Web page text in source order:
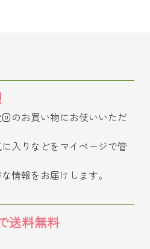
のお買い物にお使いいただ
入りなどをマイページで管
情報をお届けします。
送料無料